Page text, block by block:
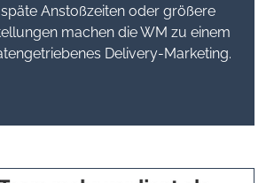
Anstoßzeiten oder größere
machen die WM zu einem
Delivery-Marketing.